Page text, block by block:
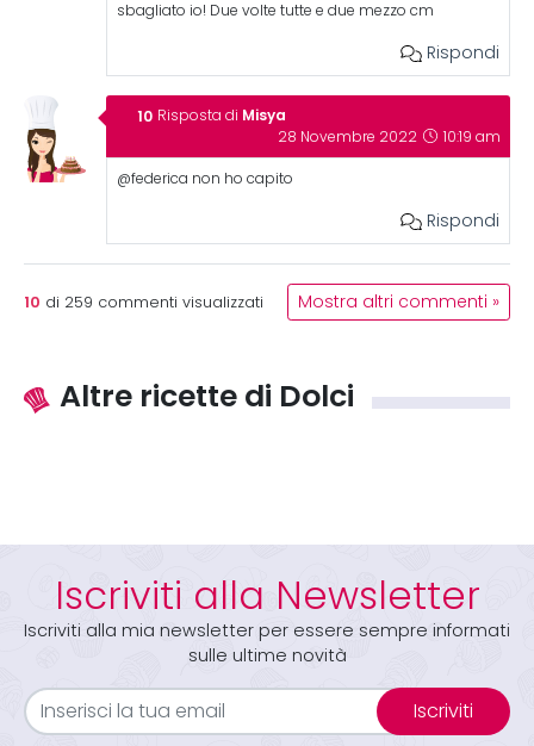
sbagliato io! Due volte tutte e due mezzo cm
Rispondi
Risposta di Misya
28 Novembre 2022 10:19 am
@federica non ho capito
Rispondi
10 di 259 commenti visualizzati Mostra altri commenti »
Altre ricette di Dolci
Iscriviti alla Newsletter
Iscriviti alla mia newsletter per essere sempre informati
sulle ultime novità
Iscriviti